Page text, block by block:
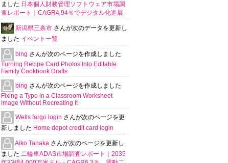
ました 日本個人財務管理ソフトウェア市場調
査レポート｜CAGR4.94％でデジタル化進展
新潟県三条市 さんが次のデータを更新し
ました イベント一覧
bing さんが次のページを作成しました
Turning Recipe Card Photos Into Editable
Family Cookbook Drafts
bing さんが次のページを作成しました
Fixing a Typo in a Classroom Worksheet
Image Without Recreating It
Wells fargo login さんが次のページを更
新しました Home depot credit card login
Aiko Tanaka さんが次のページを更新し
ました 二輪車ADAS市場調査レポート｜2035